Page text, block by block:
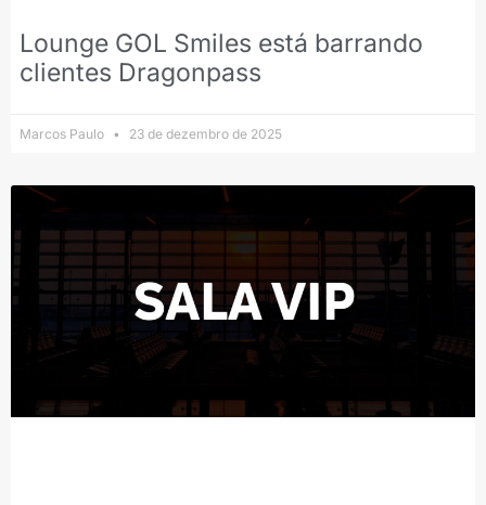
Lounge GOL Smiles está barrando
clientes Dragonpass
Marcos Paulo 23 de dezembro de 2025